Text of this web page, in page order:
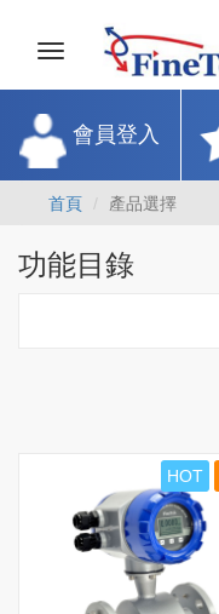
Toggle
navigation
會員登入
首頁 產品選擇
功能目錄
HOT